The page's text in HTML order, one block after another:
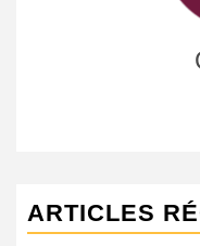
ARTICLES